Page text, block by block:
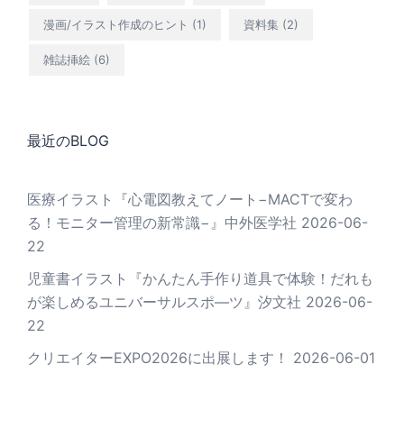
漫画/イラスト作成のヒント (1) 資料集 (2)
雑誌挿絵 (6)
最近のBLOG
医療イラスト『心電図教えてノート−MACTで変わ
る！モニター管理の新常識−』中外医学社 2026-06-
22
児童書イラスト『かんたん手作り道具で体験！だれも
が楽しめるユニバーサルスポ―ツ』汐文社 2026-06-
22
クリエイターEXPO2026に出展します！
2026-06-01